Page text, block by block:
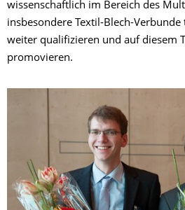
wissenschaftlich im Bereich des
insbesondere Textil-Blech-
weiter qualifizieren und auf diesem
promovieren.